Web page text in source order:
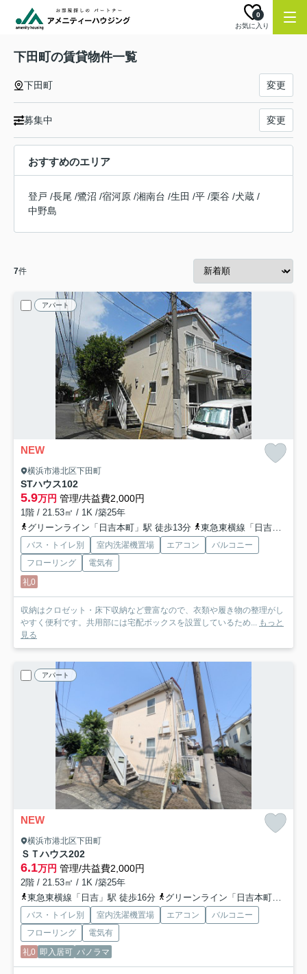
お気に入り
0
下田町の賃貸物件一覧
下田町 変更
募集中 変更
おすすめのエリア
登戸 /長尾 /鷺沼 /宿河原 /湘南台 /生田 /平 /栗谷 /犬蔵 /
中野島
7件
アパート
NEW
横浜市港北区下田町
STハウス102
5.9万円 管理/共益費2,000円
1階 / 21.53㎡ / 1K /築25年
グリーンライン「日吉本町」駅 徒歩13分
東急東横線「日吉」駅 徒歩16分
バス・トイレ別 室内洗濯機置場 エアコン
バルコニー
フローリング
電気有
礼0
収納はクロゼット・床下収納など豊富なので、衣類や履き物の整理がし
やすく便利です。共用部には宅配ボックスを設置しているため... もっと
見る
アパート
NEW
横浜市港北区下田町
ＳＴハウス202
6.1万円 管理/共益費2,000円
2階 / 21.53㎡ / 1K /築25年
東急東横線「日吉」駅 徒歩16分
グリーンライン「日吉本町」駅 徒歩14分
バス・トイレ別 室内洗濯機置場 エアコン
バルコニー
フローリング
電気有
礼0 即入居可 パノラマ